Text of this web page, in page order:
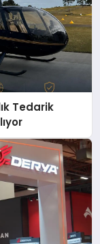
Tedarik